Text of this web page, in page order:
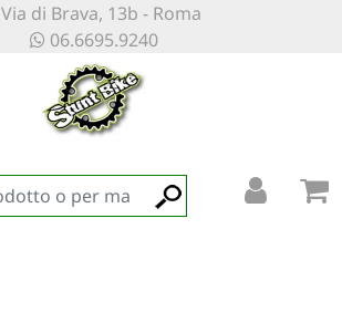
Via di Brava, 13b - Roma
06.6695.9240